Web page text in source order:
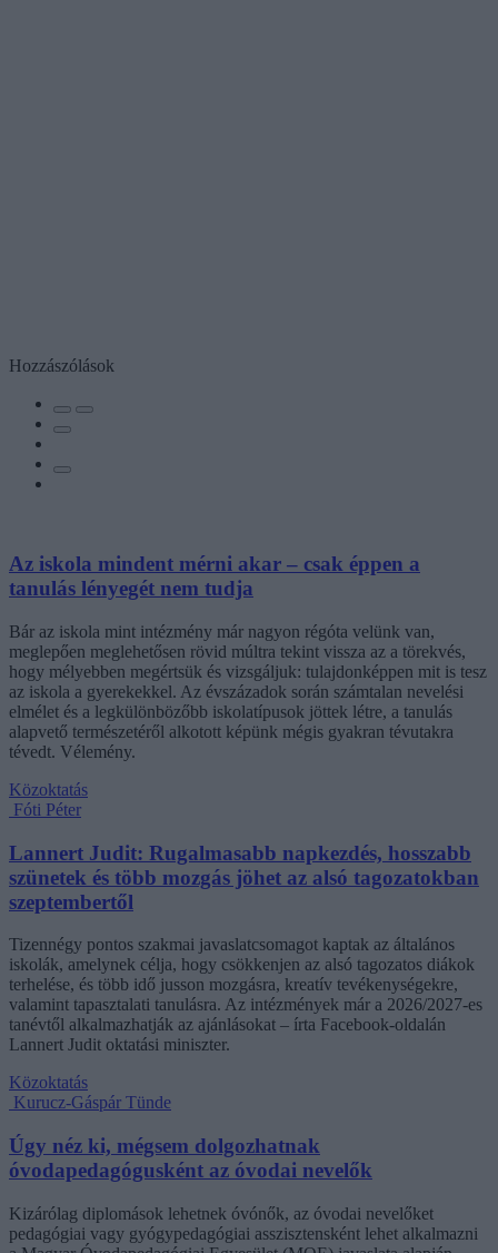
Hozzászólások
Az iskola mindent mérni akar – csak éppen a
tanulás lényegét nem tudja
Bár az iskola mint intézmény már nagyon régóta velünk van,
meglepően meglehetősen rövid múltra tekint vissza az a törekvés,
hogy mélyebben megértsük és vizsgáljuk: tulajdonképpen mit is tesz
az iskola a gyerekekkel. Az évszázadok során számtalan nevelési
elmélet és a legkülönbözőbb iskolatípusok jöttek létre, a tanulás
alapvető természetéről alkotott képünk mégis gyakran tévutakra
tévedt. Vélemény.
Közoktatás
Fóti Péter
Lannert Judit: Rugalmasabb napkezdés, hosszabb
szünetek és több mozgás jöhet az alsó tagozatokban
szeptembertől
Tizennégy pontos szakmai javaslatcsomagot kaptak az általános
iskolák, amelynek célja, hogy csökkenjen az alsó tagozatos diákok
terhelése, és több idő jusson mozgásra, kreatív tevékenységekre,
valamint tapasztalati tanulásra. Az intézmények már a 2026/2027-es
tanévtől alkalmazhatják az ajánlásokat – írta Facebook-oldalán
Lannert Judit oktatási miniszter.
Közoktatás
Kurucz-Gáspár Tünde
Úgy néz ki, mégsem dolgozhatnak
óvodapedagógusként az óvodai nevelők
Kizárólag diplomások lehetnek óvónők, az óvodai nevelőket
pedagógiai vagy gyógypedagógiai asszisztensként lehet alkalmazni